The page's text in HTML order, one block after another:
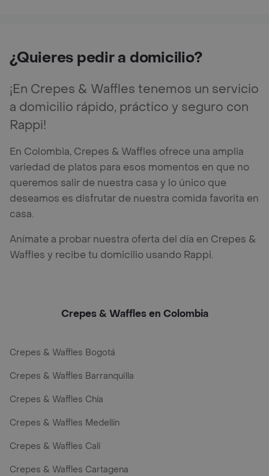
¿Quieres pedir a domicilio?
¡En Crepes & Waffles tenemos un servicio
a domicilio rápido, práctico y seguro con
Rappi!
En Colombia, Crepes & Waffles ofrece una amplia
variedad de platos para esos momentos en que no
queremos salir de nuestra casa y lo único que
deseamos es disfrutar de nuestra comida favorita en
casa.
Anímate a probar nuestra oferta del día en Crepes &
Waffles y recibe tu domicilio usando Rappi.
Crepes & Waffles en Colombia
Crepes & Waffles Bogotá
Crepes & Waffles Barranquilla
Crepes & Waffles Chía
Crepes & Waffles Medellín
Crepes & Waffles Cali
Crepes & Waffles Cartagena